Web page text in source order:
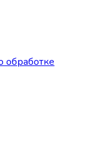
обработке